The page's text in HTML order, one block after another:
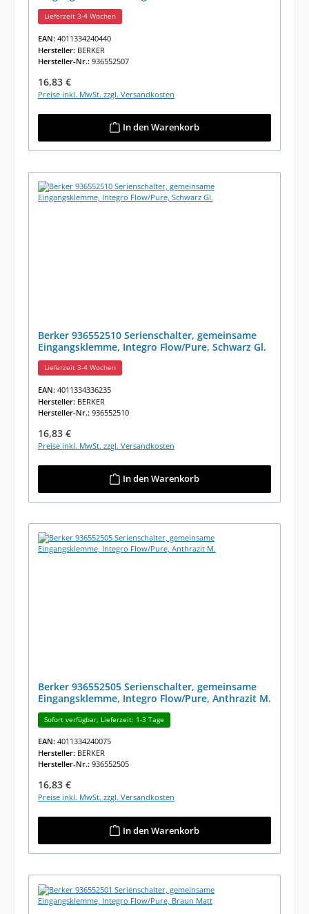
Lieferzeit 3-4 Wochen
EAN: 4011334240440
Hersteller: BERKER
Hersteller-Nr.: 936552507
Regulärer Preis:
16,83 €
Preise inkl. MwSt. zzgl. Versandkosten
In den Warenkorb
Berker 936552510 Serienschalter, gemeinsame
Eingangsklemme, Integro Flow/Pure, Schwarz Gl.
Lieferzeit 3-4 Wochen
EAN: 4011334336235
Hersteller: BERKER
Hersteller-Nr.: 936552510
Regulärer Preis:
16,83 €
Preise inkl. MwSt. zzgl. Versandkosten
In den Warenkorb
Berker 936552505 Serienschalter, gemeinsame
Eingangsklemme, Integro Flow/Pure, Anthrazit M.
Sofort verfügbar, Lieferzeit: 1-3 Tage
EAN: 4011334240075
Hersteller: BERKER
Hersteller-Nr.: 936552505
Regulärer Preis:
16,83 €
Preise inkl. MwSt. zzgl. Versandkosten
In den Warenkorb